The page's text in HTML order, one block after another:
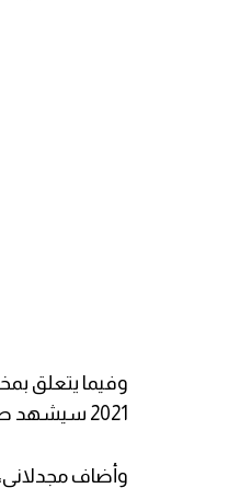
وفيما يتعلق
2021 سيشهد صرف 4 دفعات من شيكات الشؤون الاجتماعية للأسر الفقيرة المسجلة لدى الوزارة.
وأضاف مجدلاني، أنه سيتم صرف 4 دفعات من